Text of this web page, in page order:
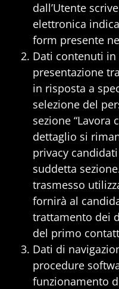
dall’Utente
elettronica
form presente
Dati contenuti in
presentazione
in risposta a
selezione del
sezione “Lavora
dettaglio si
privacy
suddetta
trasmesso
fornirà al
trattamento dei
del primo
Dati di
procedure
funzionamento